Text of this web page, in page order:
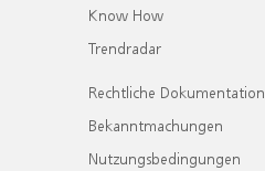
Know How
Trendradar
Rechtliche Dokumentation
Bekanntmachungen
Nutzungsbedingungen